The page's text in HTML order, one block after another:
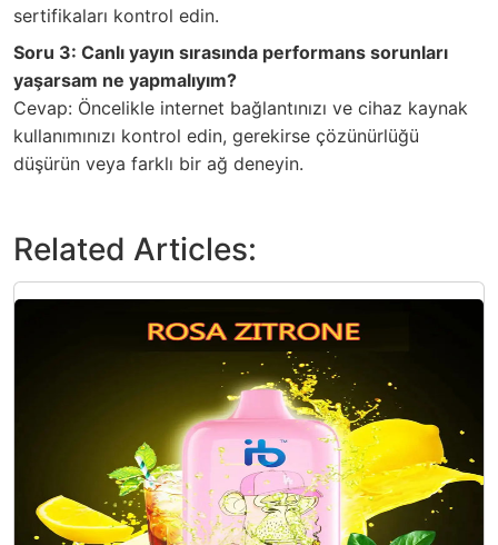
sertifikaları kontrol edin.
Soru 3: Canlı yayın sırasında performans sorunları
yaşarsam ne yapmalıyım?
Cevap: Öncelikle internet bağlantınızı ve cihaz kaynak
kullanımınızı kontrol edin, gerekirse çözünürlüğü
düşürün veya farklı bir ağ deneyin.
Related Articles: